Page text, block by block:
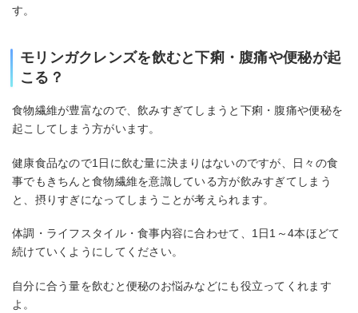
す。
モリンガクレンズを飲むと下痢・腹痛や便秘が起
こる？
食物繊維が豊富なので、飲みすぎてしまうと下痢・腹痛や便秘を
起こしてしまう方がいます。
健康食品なので1日に飲む量に決まりはないのですが、日々の食
事でもきちんと食物繊維を意識している方が飲みすぎてしまう
と、摂りすぎになってしまうことが考えられます。
体調・ライフスタイル・食事内容に合わせて、1日1～4本ほどて
続けていくようにしてください。
自分に合う量を飲むと便秘のお悩みなどにも役立ってくれます
よ。